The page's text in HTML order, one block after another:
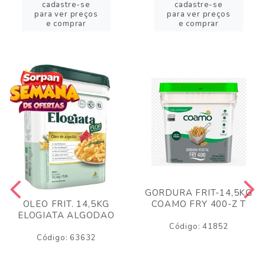
cadastre-se
para ver preços
e comprar
cadastre-se
para ver preços
e comprar
OLEO FRIT. 14,5KG
ELOGIATA ALGODAO
Código: 63632
GORDURA FRIT-14,5KG
COAMO FRY 400-Z T
Código: 41852